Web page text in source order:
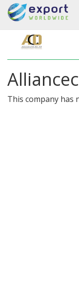
This company has